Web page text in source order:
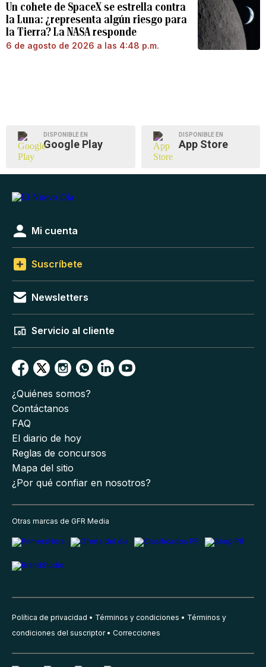
Un cohete de SpaceX se estrella contra
la Luna: ¿representa algún riesgo para
la Tierra? La NASA responde
6 de agosto de 2026 a las 4:48 p.m.
DISPONIBLE EN
Google Play
DISPONIBLE EN
App Store
Mi cuenta
Suscríbete
Newsletters
Servicio al cliente
¿Quiénes somos?
Contáctanos
FAQ
El diario de hoy
Reglas de concursos
Mapa del sitio
¿Por qué confiar en nosotros?
Otras marcas de GFR Media
Política de privacidad Términos y condiciones
Términos y
condiciones del suscriptor
Correcciones